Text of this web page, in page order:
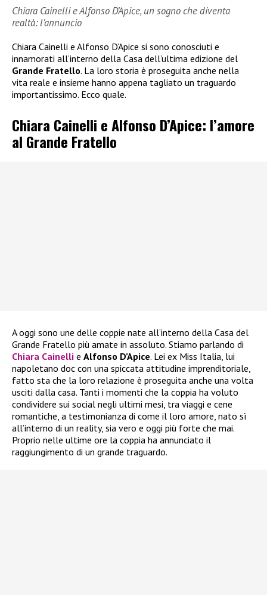
Chiara Cainelli e Alfonso D’Apice, un sogno che diventa
realtà: l’annuncio
Chiara Cainelli e Alfonso D’Apice si sono conosciuti e
innamorati all’interno della Casa dell’ultima edizione del
Grande Fratello. La loro storia è proseguita anche nella
vita reale e insieme hanno appena tagliato un traguardo
importantissimo. Ecco quale.
Chiara Cainelli e Alfonso D’Apice: l’amore
al Grande Fratello
A oggi sono une delle coppie nate all’interno della Casa del
Grande Fratello più amate in assoluto. Stiamo parlando di
Chiara Cainelli e Alfonso D’Apice. Lei ex Miss Italia, lui
napoletano doc con una spiccata attitudine imprenditoriale,
fatto sta che la loro relazione è proseguita anche una volta
usciti dalla casa. Tanti i momenti che la coppia ha voluto
condividere sui social negli ultimi mesi, tra viaggi e cene
romantiche, a testimonianza di come il loro amore, nato sì
all’interno di un reality, sia vero e oggi più forte che mai.
Proprio nelle ultime ore la coppia ha annunciato il
raggiungimento di un grande traguardo.